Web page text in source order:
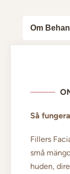
Om
Så
Fillers
små
huden,